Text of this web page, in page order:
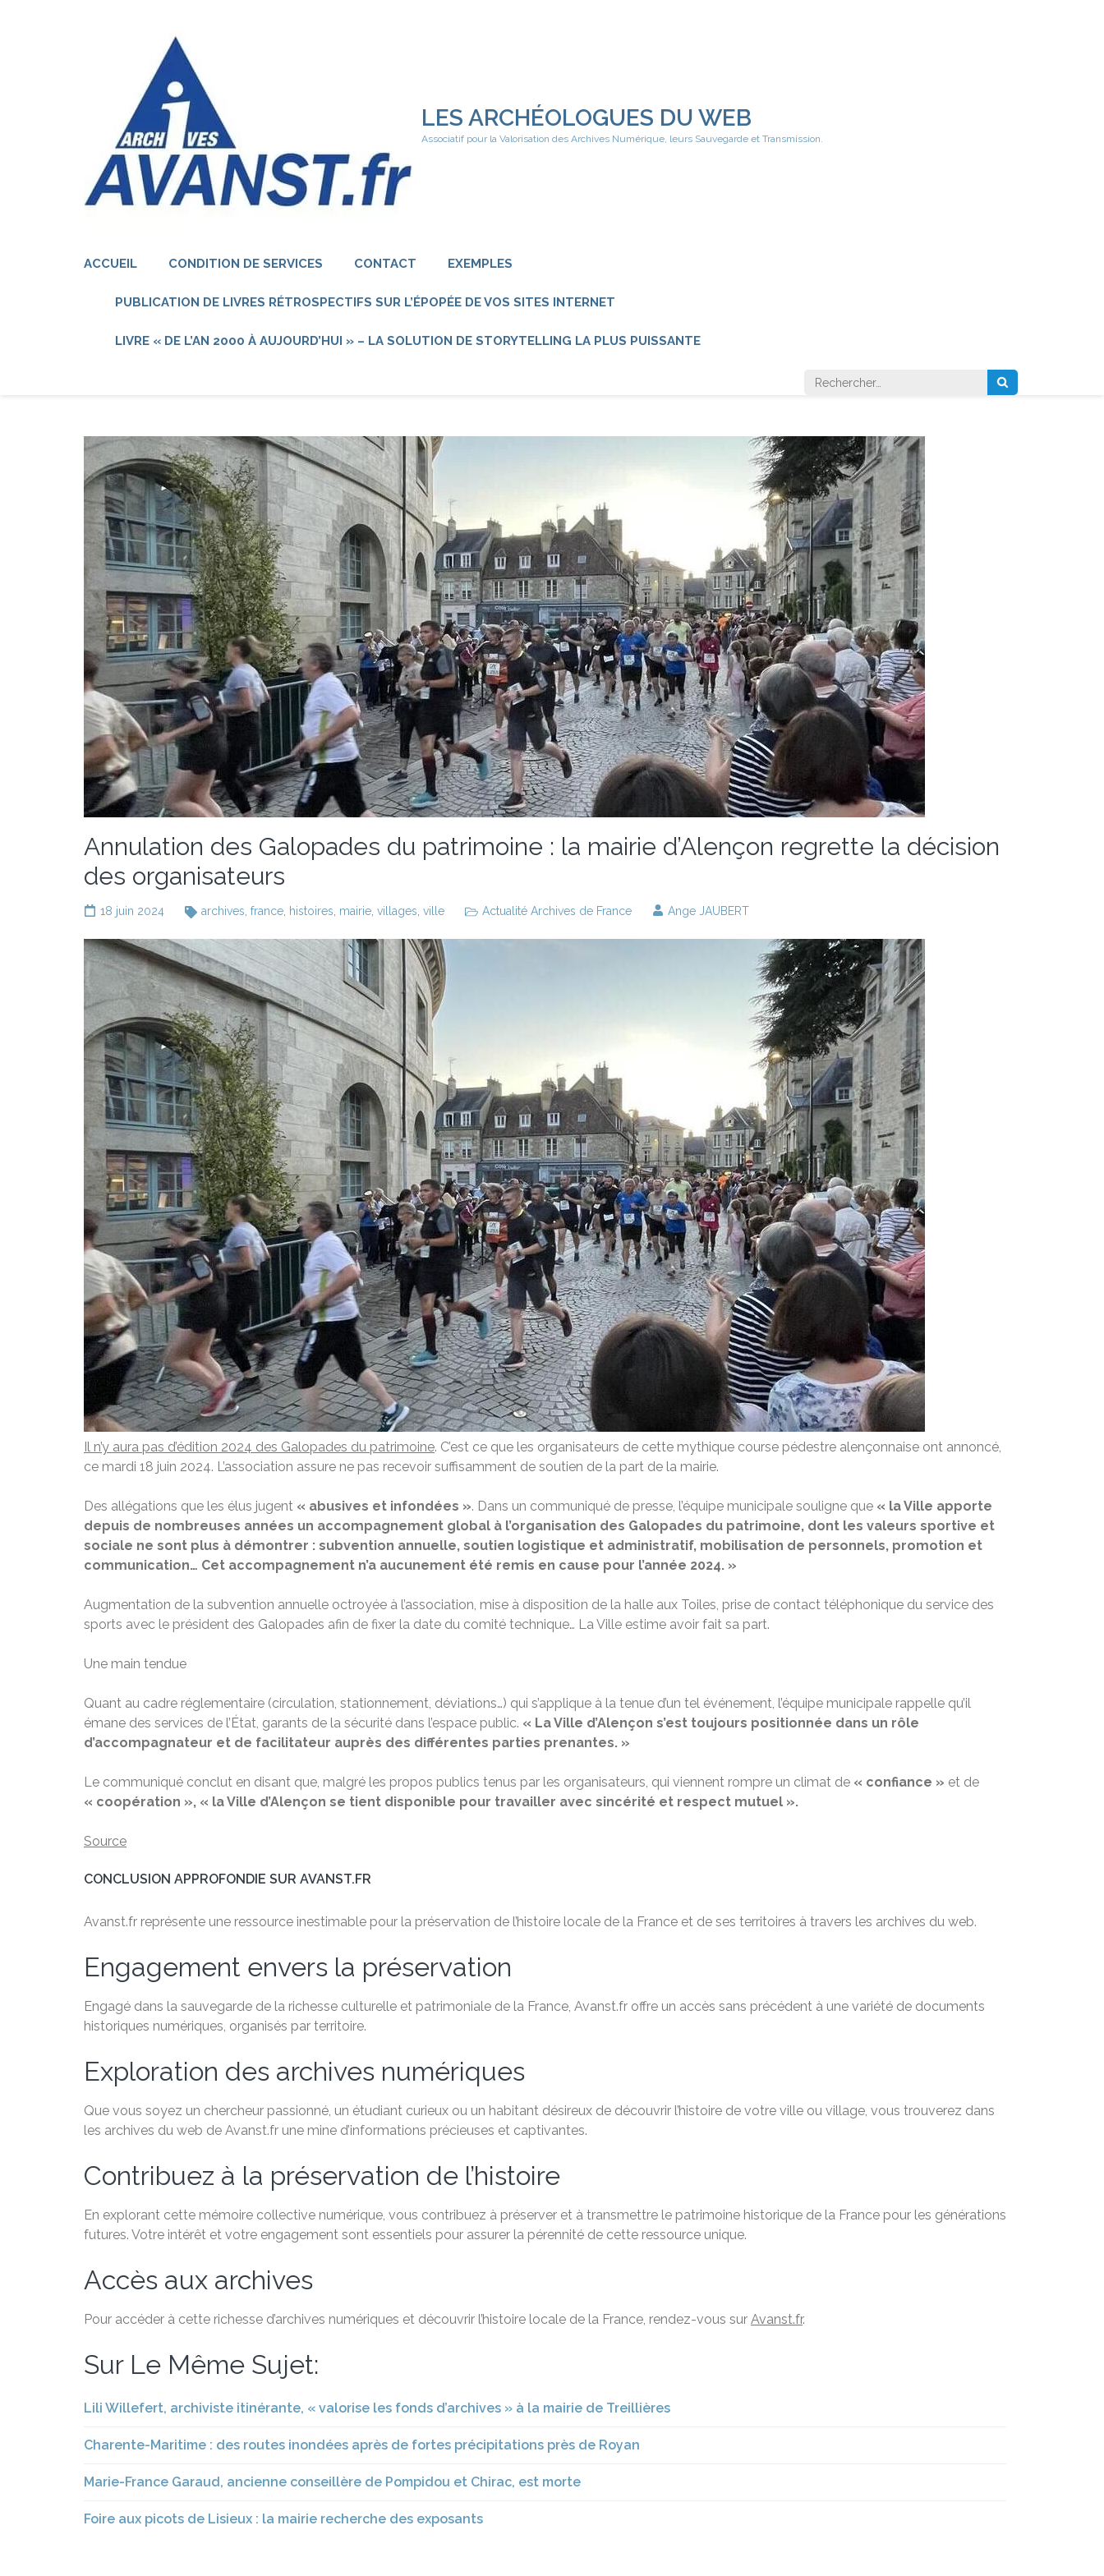
LES ARCHÉOLOGUES DU WEB
Associatif pour la Valorisation des Archives Numérique, leurs Sauvegarde et Transmission.
ACCUEIL CONDITION DE SERVICES CONTACT EXEMPLES
PUBLICATION DE LIVRES RÉTROSPECTIFS SUR L’ÉPOPÉE DE VOS SITES INTERNET
LIVRE « DE L’AN 2000 À AUJOURD’HUI » – LA SOLUTION DE STORYTELLING LA PLUS PUISSANTE
Rechercher :
Annulation des Galopades du patrimoine : la mairie d’Alençon regrette la décision
des organisateurs
18 juin 2024 archives france histoires mairie villages ville Actualité Archives de France Ange JAUBERT
Il n’y aura pas d’édition 2024 des Galopades du patrimoine. C’est ce que les organisateurs de cette mythique course pédestre alençonnaise ont annoncé,
ce mardi 18 juin 2024. L’association assure ne pas recevoir suffisamment de soutien de la part de la mairie.
Des allégations que les élus jugent « abusives et infondées ». Dans un communiqué de presse, l’équipe municipale souligne que « la Ville apporte
depuis de nombreuses années un accompagnement global à l’organisation des Galopades du patrimoine, dont les valeurs sportive et
sociale ne sont plus à démontrer : subvention annuelle, soutien logistique et administratif, mobilisation de personnels, promotion et
communication… Cet accompagnement n’a aucunement été remis en cause pour l’année 2024. »
Augmentation de la subvention annuelle octroyée à l’association, mise à disposition de la halle aux Toiles, prise de contact téléphonique du service des
sports avec le président des Galopades afin de fixer la date du comité technique… La Ville estime avoir fait sa part.
Une main tendue
Quant au cadre réglementaire (circulation, stationnement, déviations…) qui s’applique à la tenue d’un tel événement, l’équipe municipale rappelle qu’il
émane des services de l’État, garants de la sécurité dans l’espace public. « La Ville d’Alençon s’est toujours positionnée dans un rôle
d’accompagnateur et de facilitateur auprès des différentes parties prenantes. »
Le communiqué conclut en disant que, malgré les propos publics tenus par les organisateurs, qui viennent rompre un climat de « confiance » et de
« coopération », « la Ville d’Alençon se tient disponible pour travailler avec sincérité et respect mutuel ».
Source
CONCLUSION APPROFONDIE SUR AVANST.FR
Avanst.fr représente une ressource inestimable pour la préservation de l’histoire locale de la France et de ses territoires à travers les archives du web.
Engagement envers la préservation
Engagé dans la sauvegarde de la richesse culturelle et patrimoniale de la France, Avanst.fr offre un accès sans précédent à une variété de documents
historiques numériques, organisés par territoire.
Exploration des archives numériques
Que vous soyez un chercheur passionné, un étudiant curieux ou un habitant désireux de découvrir l’histoire de votre ville ou village, vous trouverez dans
les archives du web de Avanst.fr une mine d’informations précieuses et captivantes.
Contribuez à la préservation de l’histoire
En explorant cette mémoire collective numérique, vous contribuez à préserver et à transmettre le patrimoine historique de la France pour les générations
futures. Votre intérêt et votre engagement sont essentiels pour assurer la pérennité de cette ressource unique.
Accès aux archives
Pour accéder à cette richesse d’archives numériques et découvrir l’histoire locale de la France, rendez-vous sur Avanst.fr.
Sur Le Même Sujet:
Lili Willefert, archiviste itinérante, « valorise les fonds d’archives » à la mairie de Treillières
Charente-Maritime : des routes inondées après de fortes précipitations près de Royan
Marie-France Garaud, ancienne conseillère de Pompidou et Chirac, est morte
Foire aux picots de Lisieux : la mairie recherche des exposants